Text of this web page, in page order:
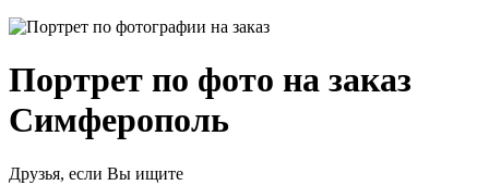
Портрет по фото на заказ
Симферополь
Друзья, если Вы ищите